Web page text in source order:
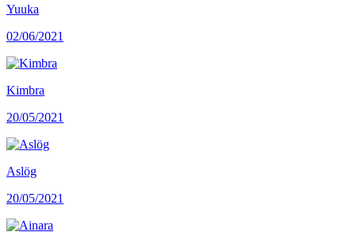
Yuuka
02/06/2021
Kimbra
20/05/2021
Aslög
20/05/2021